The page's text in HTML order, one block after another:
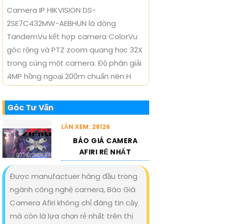
Camera IP HIKVISION DS-
2SE7C432MW-AEBHUN là dòng
TandemVu kết hợp camera ColorVu
góc rộng và PTZ zoom quang học 32X
trong cùng một camera. Độ phân giải
4MP hồng ngoại 200m chuẩn nén H
Góc Tư Vấn
LẦN XEM: 28126
BÁO GIÁ CAMERA
AFIRI RẺ NHẤT
Được manufactuer hàng đầu trong
ngành công nghệ camera, Báo Giá
Camera Afiri không chỉ đáng tin cậy
mà còn là lựa chọn rẻ nhất trên thị